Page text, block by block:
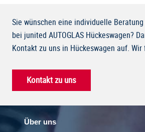
Sie wünschen eine individuelle
bei junited AUTOGLAS Hückeswagen?
Kontakt zu uns in Hückeswagen auf.
Kontakt zu uns
Über uns